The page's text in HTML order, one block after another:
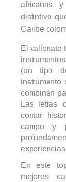
africanas
distintivo
Caribe
El vallenato
(un tipo
instrumento
combinan
Las letras
contar
campo y
En este
mejores